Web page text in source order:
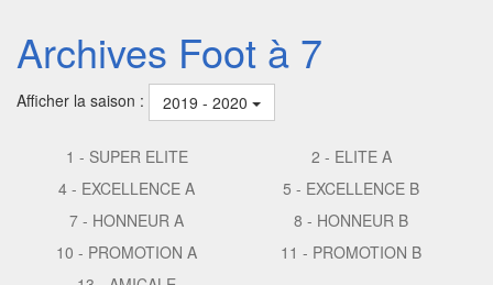
Archives Foot à 7
Afficher la saison : 2019 - 2020
1 - SUPER ELITE
2 - ELITE A
4 - EXCELLENCE A
5 - EXCELLENCE B
7 - HONNEUR A
8 - HONNEUR B
10 - PROMOTION A
11 - PROMOTION B